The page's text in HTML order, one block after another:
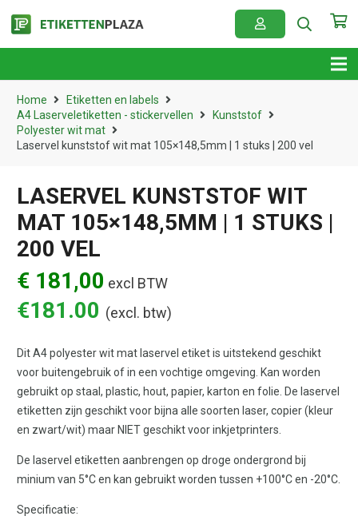
Home
Etiketten en labels
A4 Laserveletiketten - stickervellen
Kunststof
Polyester wit mat
Laservel kunststof wit mat 105×148,5mm | 1 stuks | 200 vel
LASERVEL KUNSTSTOF WIT
MAT 105×148,5MM | 1 STUKS |
200 VEL
€ 181,00 excl BTW
€181.00 (excl. btw)
Dit A4 polyester wit mat laservel etiket is uitstekend geschikt
voor buitengebruik of in een vochtige omgeving. Kan worden
gebruikt op staal, plastic, hout, papier, karton en folie. De laservel
etiketten zijn geschikt voor bijna alle soorten laser, copier (kleur
en zwart/wit) maar NIET geschikt voor inkjetprinters.
De laservel etiketten aanbrengen op droge ondergrond bij
minium van 5°C en kan gebruikt worden tussen +100°C en -20°C.
Specificatie: